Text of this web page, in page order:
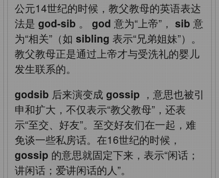
公元14世纪的时候，教父教母的英语表达
法是 god-sib 。 god 意为“上帝”， sib 意
为“相关”（如 sibling 表示“兄弟姐妹”）。
教父教母正是通过上帝才与受洗礼的婴儿
发生联系的。
godsib 后来演变成 gossip ，意思也被引
申和扩大，不仅表示“教父教母”，还表
示“至交、好友”。至交好友们在一起，难
免谈一些私房话。在16世纪的时候，
gossip 的意思就固定下来，表示“闲话；
讲闲话；爱讲闲话的人”。